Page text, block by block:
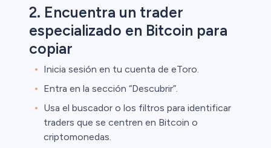
2. Encuentra un trader
especializado en Bitcoin para
copiar
Inicia sesión en tu cuenta de eToro.
Entra en la sección “Descubrir”.
Usa el buscador o los filtros para identificar
traders que se centren en Bitcoin o
criptomonedas.